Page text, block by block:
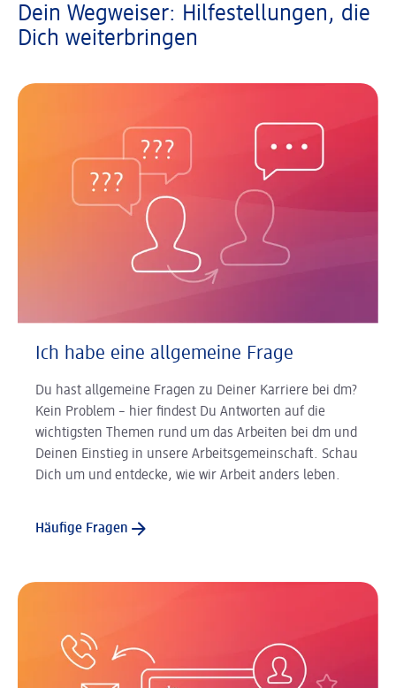
Dein Wegweiser: Hilfestellungen, die
Dich weiterbringen
Ich habe eine allgemeine Frage
Du hast allgemeine Fragen zu Deiner Karriere bei dm?
Kein Problem – hier findest Du Antworten auf die
wichtigsten Themen rund um das Arbeiten bei dm und
Deinen Einstieg in unsere Arbeitsgemeinschaft. Schau
Dich um und entdecke, wie wir Arbeit anders leben.
Häufige Fragen